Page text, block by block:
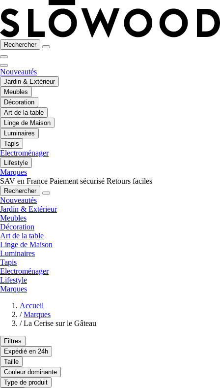
Rechercher
Nouveautés
Jardin & Extérieur
Meubles
Décoration
Art de la table
Linge de Maison
Luminaires
Tapis
Electroménager
Lifestyle
Marques
SAV en France Paiement sécurisé Retours faciles
Rechercher
Nouveautés
Jardin & Extérieur
Meubles
Décoration
Art de la table
Linge de Maison
Luminaires
Tapis
Electroménager
Lifestyle
Marques
Accueil
/ Marques
/ La Cerise sur le Gâteau
Filtres
Expédié en 24h
Taille
Couleur dominante
Type de produit